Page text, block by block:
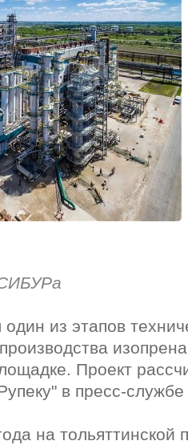
из этапов
Проект
в пресс-
на